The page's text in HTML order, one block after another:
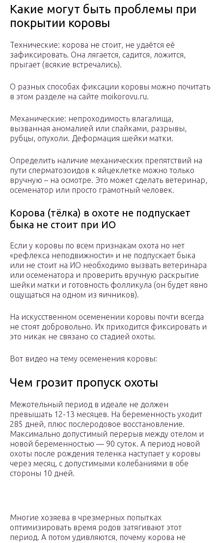
Какие могут быть проблемы при
покрытии коровы
Технические: корова не стоит, не удаётся её
зафиксировать. Она лягается, садится, ложится,
прыгает (всякие встречались).
О разных способах фиксации коровы можно почитать
в этом разделе на сайте moikorovu.ru.
Механические: непроходимость влагалища,
вызванная аномалией или спайками, разрывы,
рубцы, опухоли. Деформация шейки матки.
Определить наличие механических препятствий на
пути сперматозоидов к яйцеклетке можно только
вручную – на осмотре. Это может сделать ветеринар,
осеменатор или просто грамотный человек.
Корова (тёлка) в охоте не подпускает
быка не стоит при ИО
Если у коровы по всем признакам охота но нет
«рефлекса неподвижности» и не подпускает быка
или не стоит на ИО необходимо вызвать ветеринара
или осеменатора и проверить вручную раскрытие
шейки матки и готовность фолликула (он будет явно
ощущаться на одном из яичников).
На искусственном осеменении коровы почти всегда
не стоят добровольно. Их приходится фиксировать и
это никак не связано со стадией охоты.
Вот видео на тему осеменения коровы:
Чем грозит пропуск охоты
Межотельный период в идеале не должен
превышать 12-13 месяцев. На беременность уходит
285 дней, плюс послеродовое восстановление.
Максимально допустимый перерыв между отелом и
новой беременностью — 90 суток. А период новой
охоты после рождения теленка наступает у коровы
через месяц, с допустимыми колебаниями в обе
стороны 10 дней.
Многие хозяева в чрезмерных попытках
оптимизировать время родов затягивают этот
период. А потом удивляются, почему корова не